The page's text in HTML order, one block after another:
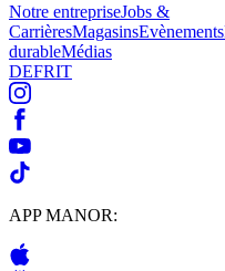
Notre entrepriseJobs &
CarrièresMagasinsEvènements
durableMédias
DEFRIT
APP MANOR: